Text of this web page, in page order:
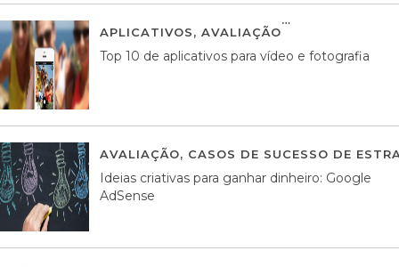
APLICATIVOS, AVALIAÇÃO
Top 10 de aplicativos para vídeo e fotografia
AVALIAÇÃO, CASOS DE SUCESSO DE
Ideias criativas para ganhar dinheiro: Google
AdSense